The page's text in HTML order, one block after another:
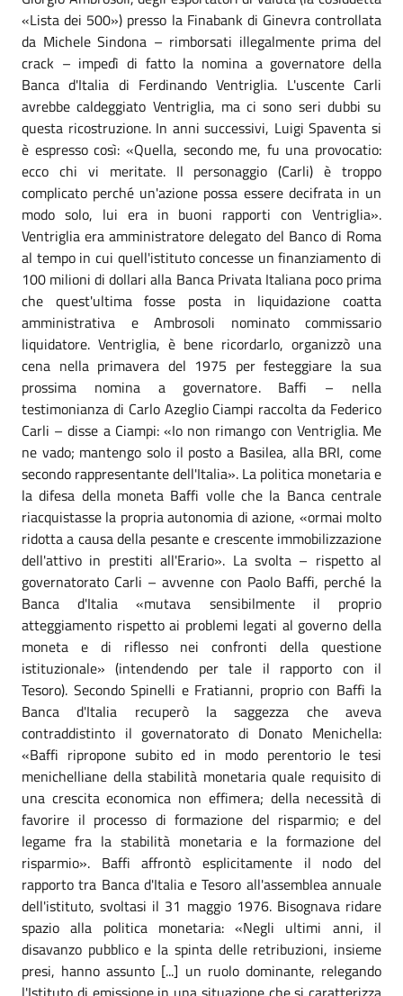
«Lista dei 500») presso la Finabank di Ginevra controllata
da Michele Sindona – rimborsati illegalmente prima del
crack – impedì di fatto la nomina a governatore della
Banca d'Italia di Ferdinando Ventriglia. L'uscente Carli
avrebbe caldeggiato Ventriglia, ma ci sono seri dubbi su
questa ricostruzione. In anni successivi, Luigi Spaventa si
è espresso così: «Quella, secondo me, fu una provocatio:
ecco chi vi meritate. Il personaggio (Carli) è troppo
complicato perché un'azione possa essere decifrata in un
modo solo, lui era in buoni rapporti con Ventriglia».
Ventriglia era amministratore delegato del Banco di Roma
al tempo in cui quell'istituto concesse un finanziamento di
100 milioni di dollari alla Banca Privata Italiana poco prima
che quest'ultima fosse posta in liquidazione coatta
amministrativa e Ambrosoli nominato commissario
liquidatore. Ventriglia, è bene ricordarlo, organizzò una
cena nella primavera del 1975 per festeggiare la sua
prossima nomina a governatore. Baffi – nella
testimonianza di Carlo Azeglio Ciampi raccolta da Federico
Carli – disse a Ciampi: «Io non rimango con Ventriglia. Me
ne vado; mantengo solo il posto a Basilea, alla BRI, come
secondo rappresentante dell'Italia». La politica monetaria e
la difesa della moneta Baffi volle che la Banca centrale
riacquistasse la propria autonomia di azione, «ormai molto
ridotta a causa della pesante e crescente immobilizzazione
dell'attivo in prestiti all'Erario». La svolta – rispetto al
governatorato Carli – avvenne con Paolo Baffi, perché la
Banca d'Italia «mutava sensibilmente il proprio
atteggiamento rispetto ai problemi legati al governo della
moneta e di riflesso nei confronti della questione
istituzionale» (intendendo per tale il rapporto con il
Tesoro). Secondo Spinelli e Fratianni, proprio con Baffi la
Banca d'Italia recuperò la saggezza che aveva
contraddistinto il governatorato di Donato Menichella:
«Baffi ripropone subito ed in modo perentorio le tesi
menichelliane della stabilità monetaria quale requisito di
una crescita economica non effimera; della necessità di
favorire il processo di formazione del risparmio; e del
legame fra la stabilità monetaria e la formazione del
risparmio». Baffi affrontò esplicitamente il nodo del
rapporto tra Banca d'Italia e Tesoro all'assemblea annuale
dell'istituto, svoltasi il 31 maggio 1976. Bisognava ridare
spazio alla politica monetaria: «Negli ultimi anni, il
disavanzo pubblico e la spinta delle retribuzioni, insieme
presi, hanno assunto [...] un ruolo dominante, relegando